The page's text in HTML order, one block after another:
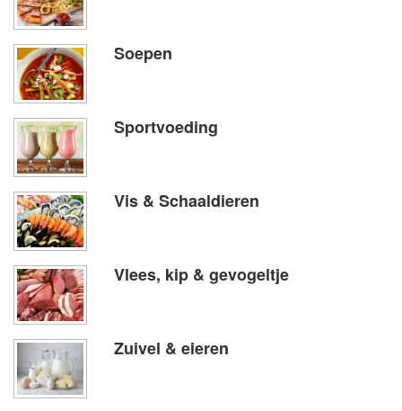
Soepen
Sportvoeding
Vis & Schaaldieren
Vlees, kip & gevogeltje
Zuivel & eieren